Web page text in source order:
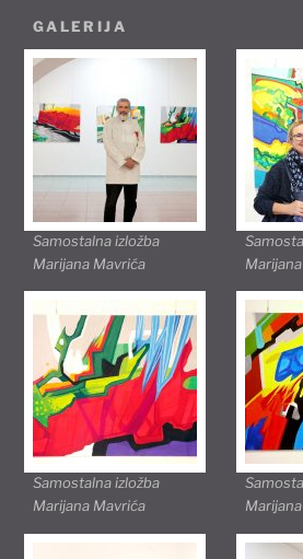
GALERIJA
Samostalna izložba
Marijana Mavrića
Samostalna izložba
Marijana Mavrića